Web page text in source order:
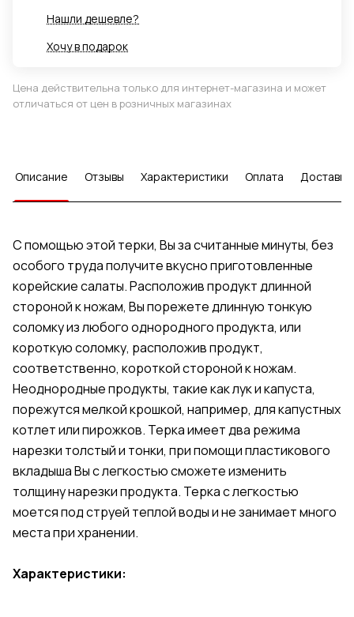
Нашли дешевле?
Хочу в подарок
Цена действительна только для интернет-магазина и может
отличаться от цен в розничных магазинах
Описание Отзывы Характеристики Оплата Доставка
С помощью этой терки, Вы за считанные минуты, без
особого труда получите вкусно приготовленные
корейские салаты. Расположив продукт длинной
стороной к ножам, Вы порежете длинную тонкую
соломку из любого однородного продукта, или
короткую соломку, расположив продукт,
соответственно, короткой стороной к ножам.
Неоднородные продукты, такие как лук и капуста,
порежутся мелкой крошкой, например, для капустных
котлет или пирожков. Терка имеет два режима
нарезки толстый и тонки, при помощи пластикового
вкладыша Вы с легкостью сможете изменить
толщину нарезки продукта. Терка с легкостью
моется под струей теплой воды и не занимает много
места при хранении.
Характеристики: